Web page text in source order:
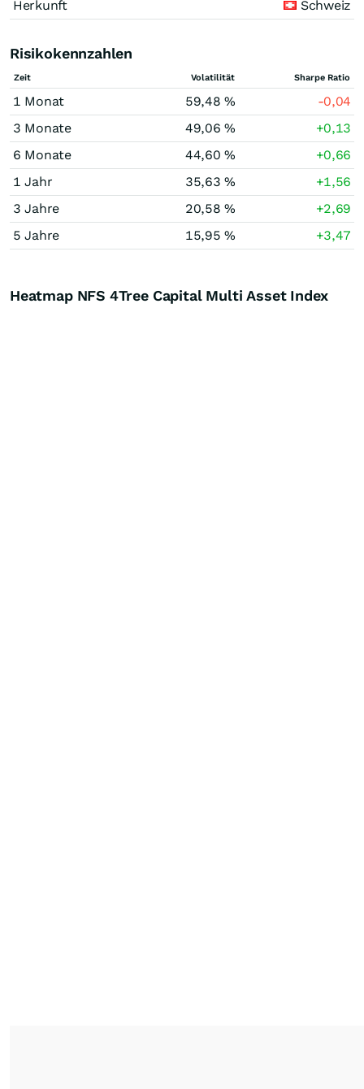
Herkunft Schweiz
Risikokennzahlen
Zeit Volatilität Sharpe Ratio
1 Monat 59,48 %
-0,04
3 Monate
49,06 %
+0,13
6 Monate
44,60 %
+0,66
1 Jahr
35,63 %
+1,56
3 Jahre
20,58 %
+2,69
5 Jahre
15,95 % +3,47
Heatmap NFS 4Tree Capital Multi Asset Index